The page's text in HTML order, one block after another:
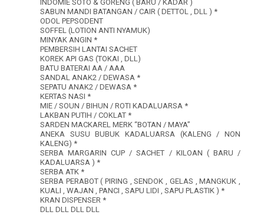
INDOMIE SOTO & GORENG ( BARU / KADAR )
SABUN MANDI BATANGAN / CAIR ( DETTOL , DLL ) *
ODOL PEPSODENT
SOFFEL (LOTION ANTI NYAMUK)
MINYAK ANGIN *
PEMBERSIH LANTAI SACHET
KOREK API GAS (TOKAI , DLL)
BATU BATERAI AA / AAA
SANDAL ANAK2 / DEWASA *
SEPATU ANAK2 / DEWASA *
KERTAS NASI *
MIE / SOUN / BIHUN / ROTI KADALUARSA *
LAKBAN PUTIH / COKLAT *
SARDEN MACKAREL MERK “BOTAN / MAYA”
ANEKA SUSU BUBUK KADALUARSA (KALENG / NON
KALENG) *
SERBA MARGARIN CUP / SACHET / KILOAN ( BARU /
KADALUARSA ) *
SERBA ATK *
SERBA PERABOT ( PIRING , SENDOK , GELAS , MANGKUK ,
KUALI , WAJAN , PANCI , SAPU LIDI , SAPU PLASTIK ) *
KRAN DISPENSER *
DLL DLL DLL DLL